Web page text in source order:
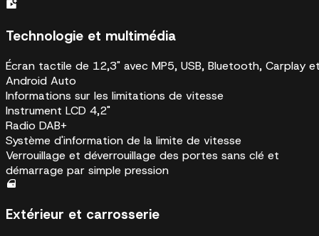
Technologie et multimédia
Écran tactile de 12,3" avec MP5, USB, Bluetooth, Carplay
Android Auto
Informations sur les limitations de vitesse
Instrument LCD 4,2"
Radio DAB+
Système d'information de la limite de vitesse
Verrouillage et déverrouillage des portes sans clé et
démarrage par simple pression
Extérieur et carrosserie